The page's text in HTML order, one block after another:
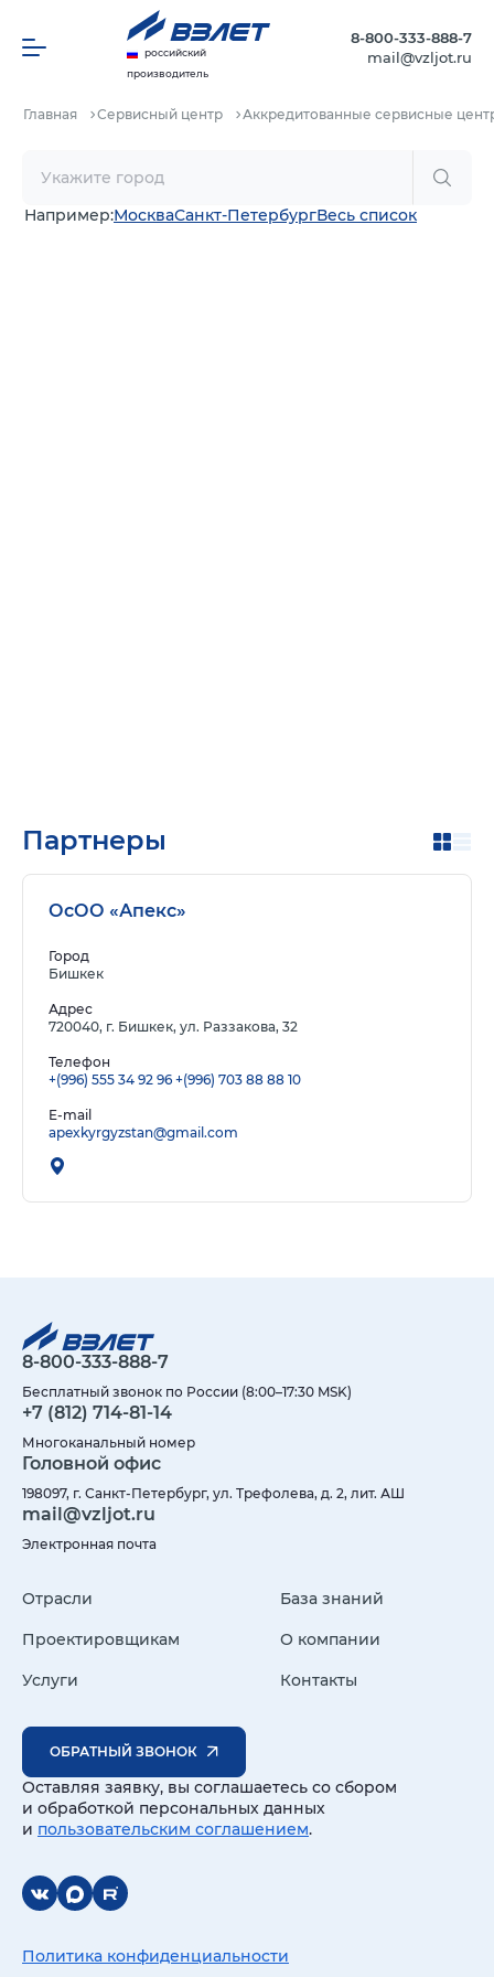
российский
производитель
8-800-333-888-7
mail@vzljot.ru
Главная Сервисный центр Аккредитованные сервисные
Например:МоскваСанкт-ПетербургВесь список
Партнеры
ОсОО «Апекс»
Город
Бишкек
Адрес
720040, г. Бишкек, ул. Раззакова, 32
Телефон
+(996) 555 34 92 96 +(996) 703 88 88 10
E-mail
apexkyrgyzstan@gmail.com
8-800-333-888-7
Бесплатный звонок по России (8:00–17:30 MSK)
+7 (812) 714-81-14
Многоканальный номер
Головной офис
198097, г. Санкт-Петербург, ул. Трефолева, д. 2, лит. АШ
mail@vzljot.ru
Электронная почта
Отрасли
Проектировщикам
Услуги
База знаний
О компании
Контакты
ОБРАТНЫЙ ЗВОНОК
Оставляя заявку, вы соглашаетесь со сбором
и обработкой персональных данных
и пользовательским соглашением.
Политика конфиденциальности